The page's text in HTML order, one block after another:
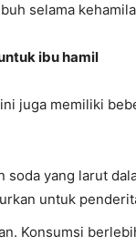
selama
ibu hamil
juga memiliki
soda yang larut
untuk
Konsumsi